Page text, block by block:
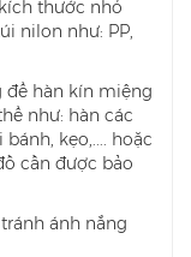
thước nhỏ
nilon như: PP,
để hàn kín miệng
như: hàn các
kẹo,.... hoặc
cần được bảo
ánh nắng